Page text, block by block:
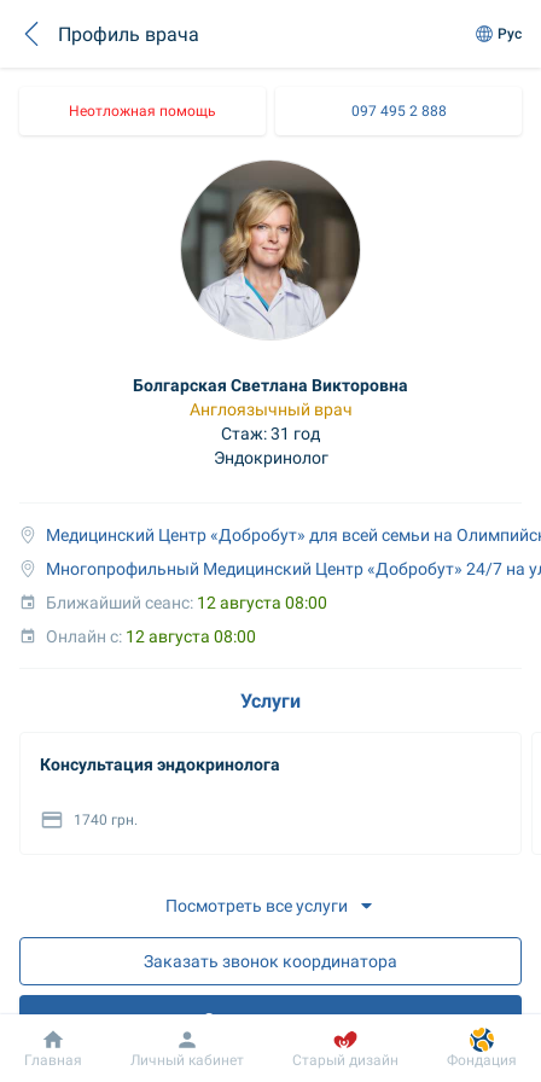
Профиль врача Рус
Неотложная помощь 097 495 2 888
Болгарская Светлана Викторовна
Англоязычный врач
Стаж: 31 год
Эндокринолог
Медицинский Центр «Добробут» для всей семьи на
Многопрофильный Медицинский Центр «Добробут» 24/7 на
Ближайший сеанс: 12 августа 08:00
Онлайн с: 12 августа 08:00
Услуги
Консультация эндокринолога
1740 грн.
Посмотреть все услуги
Заказать звонок координатора
Запись на прием
Добробут Информация Пациенту
Главная Личный кабинет Старый дизайн Фондация